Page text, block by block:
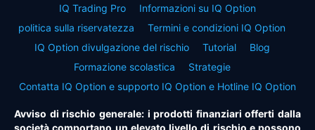
IQ Trading Pro
Informazioni su IQ Option
politica sulla riservatezza
Termini e condizioni IQ Option
IQ Option divulgazione del rischio
Tutorial
Blog
Formazione scolastica
Strategie
Contatta IQ Option e supporto IQ Option e Hotline IQ Option
Avviso di rischio generale: i prodotti finanziari offerti dalla